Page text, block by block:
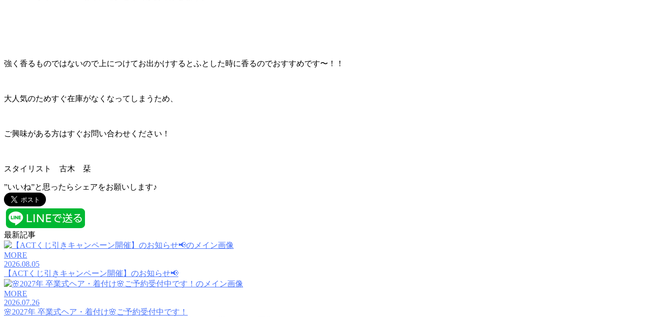
強く香るものではないので上につけてお出かけするとふとした時に香るのでおすすめです〜！！
大人気のためすぐ在庫がなくなってしまうため、
ご興味がある方はすぐお問い合わせください！
スタイリスト 古木 栞
”いいね”と思ったらシェアをお願いします♪
最新記事
MORE
2026.08.05
【ACTくじ引きキャンペーン開催】のお知らせ📢
MORE
2026.07.26
🌸2027年 卒業式ヘア・着付け🌸ご予約受付中です！